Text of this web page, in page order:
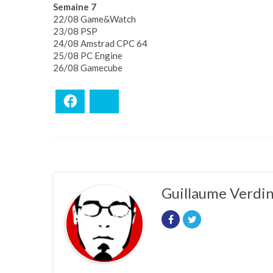
Semaine 7
22/08 Game&Watch
23/08 PSP
24/08 Amstrad CPC 64
25/08 PC Engine
26/08 Gamecube
Guillaume